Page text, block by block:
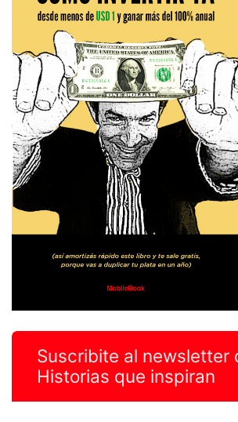
Suscribite al newsletter
Historias que inspiran